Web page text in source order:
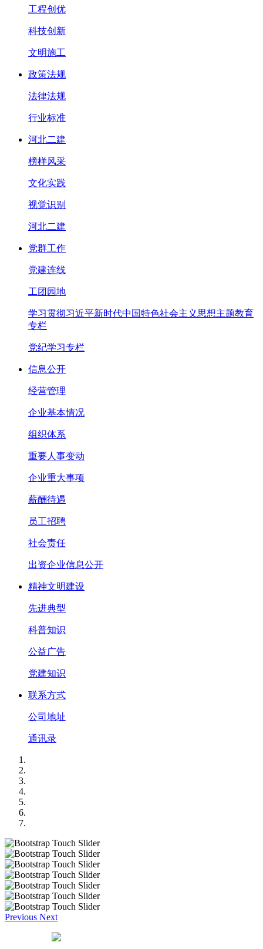
工程创优
科技创新
文明施工
政策法规
法律法规
行业标准
河北二建
榜样风采
文化实践
视觉识别
河北二建
党群工作
党建连线
工团园地
学习贯彻习近平新时代中国特色社会主义思想主题教育
专栏
党纪学习专栏
信息公开
经营管理
企业基本情况
组织体系
重要人事变动
企业重大事项
薪酬待遇
员工招聘
社会责任
出资企业信息公开
精神文明建设
先进典型
科普知识
公益广告
党建知识
联系方式
公司地址
通讯录
Previous Next